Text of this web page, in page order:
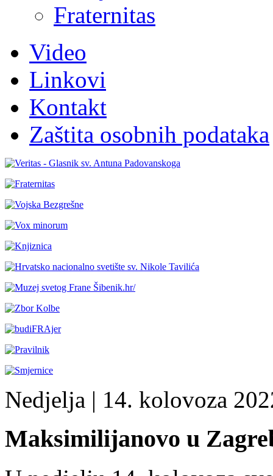
Fraternitas
Video
Linkovi
Kontakt
Zaštita osobnih podataka
Nedjelja | 14. kolovoza
Maksimilijanovo u